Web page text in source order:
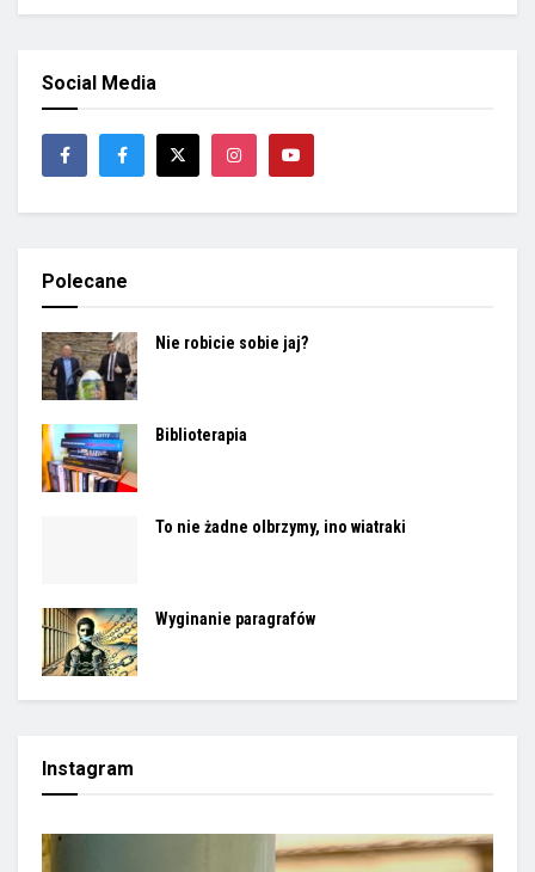
Social Media
Polecane
Nie robicie sobie jaj?
Biblioterapia
To nie żadne olbrzymy, ino wiatraki
Wyginanie paragrafów
Instagram